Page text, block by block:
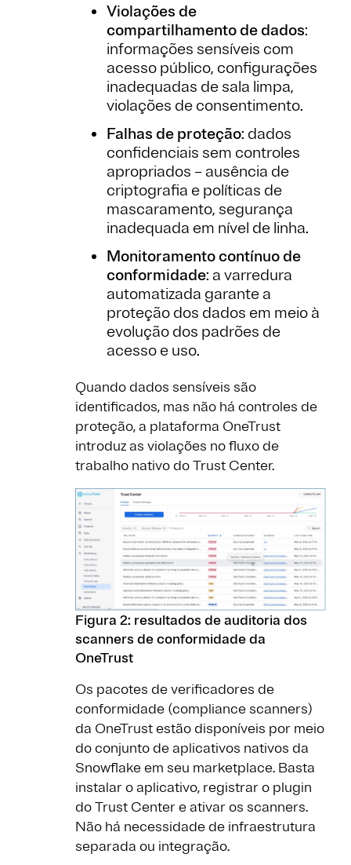
Violações de
compartilhamento de dados:
informações sensíveis com
acesso público, configurações
inadequadas de sala limpa,
violações de consentimento.
Falhas de proteção: dados
confidenciais sem controles
apropriados – ausência de
criptografia e políticas de
mascaramento, segurança
inadequada em nível de linha.
Monitoramento contínuo de
conformidade: a varredura
automatizada garante a
proteção dos dados em meio à
evolução dos padrões de
acesso e uso.
Quando dados sensíveis são
identificados, mas não há controles de
proteção, a plataforma OneTrust
introduz as violações no fluxo de
trabalho nativo do Trust Center.
Figura 2: resultados de auditoria dos
scanners de conformidade da
OneTrust
Os pacotes de verificadores de
conformidade (compliance scanners)
da OneTrust estão disponíveis por meio
do conjunto de aplicativos nativos da
Snowflake em seu marketplace. Basta
instalar o aplicativo, registrar o plugin
do Trust Center e ativar os scanners.
Não há necessidade de infraestrutura
separada ou integração.